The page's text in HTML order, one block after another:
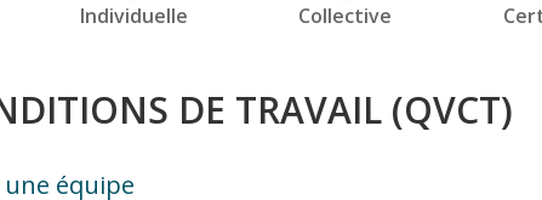
Individuelle Collective
DE TRAVAIL (QVCT)
équipe